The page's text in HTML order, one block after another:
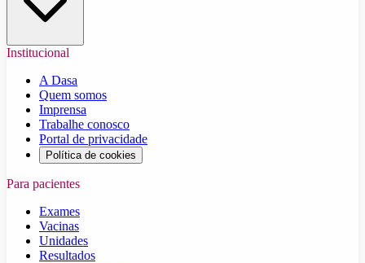
Institucional
A Dasa
Quem somos
Imprensa
Trabalhe conosco
Portal de privacidade
Política de cookies
Para pacientes
Exames
Vacinas
Unidades
Resultados